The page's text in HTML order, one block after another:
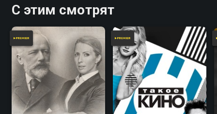
С этим смотрят